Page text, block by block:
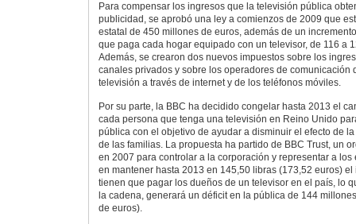
Para compensar los ingresos que la televisión pública
publicidad, se aprobó una ley a comienzos de 2009 que
estatal de 450 millones de euros, además de un
que paga cada hogar equipado con un televisor, de 116 a
Además, se crearon dos nuevos impuestos sobre los
canales privados y sobre los operadores de comunicación
televisión a través de internet y de los teléfonos móviles.
Por su parte, la BBC ha decidido congelar hasta 2013 el
cada persona que tenga una televisión en Reino Unido
pública con el objetivo de ayudar a disminuir el efecto de
de las familias. La propuesta ha partido de BBC Trust, un
en 2007 para controlar a la corporación y representar a los
en mantener hasta 2013 en 145,50 libras (173,52 euros)
tienen que pagar los dueños de un televisor en el país, lo
la cadena, generará un déficit en la pública de 144
de euros).